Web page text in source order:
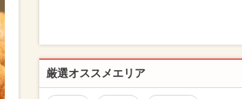
厳選オススメエリア